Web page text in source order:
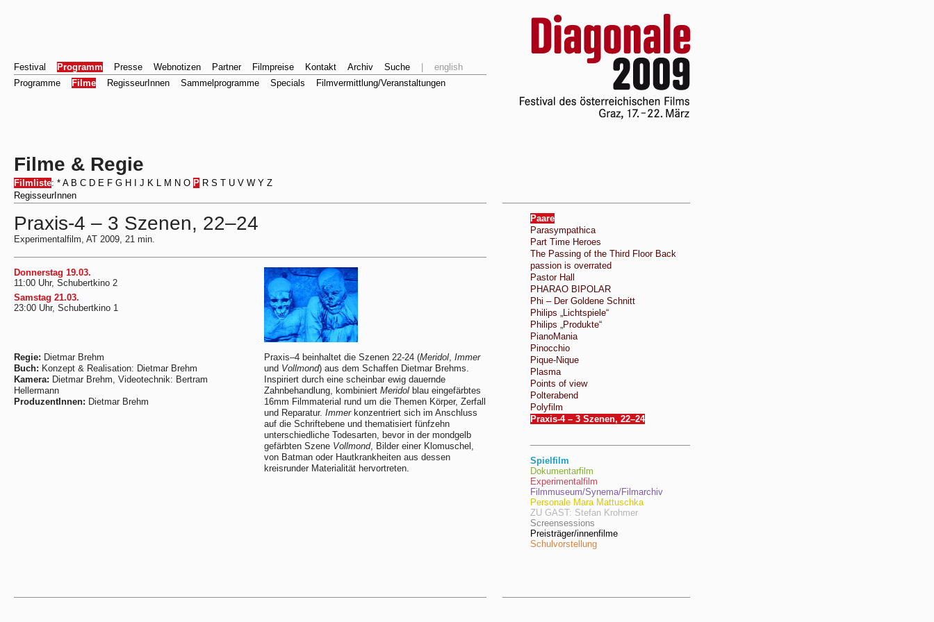
Festival Programm Presse Webnotizen Partner Filmpreise Kontakt Archiv Suche
english
Programme
Filme RegisseurInnen Sammelprogramme Specials Filmvermittlung/Veranstaltungen
Filme & Regie
Filmliste: * A B C D E F G H J K L M N O P R S T U V W Y Z
RegisseurInnen
Praxis-4 – 3 Szenen, 22–24
Experimentalfilm, AT 2009, 21 min.
Donnerstag 19.03.
11:00 Uhr, Schubertkino 2
Samstag 21.03.
23:00 Uhr, Schubertkino 1
Regie: Dietmar Brehm
Buch: Konzept & Realisation: Dietmar Brehm
Kamera: Dietmar Brehm, Videotechnik: Bertram
Hellermann
ProduzentInnen: Dietmar Brehm
Praxis–4 beinhaltet die Szenen 22-24 (Meridol, Immer
und Vollmond) aus dem Schaffen Dietmar Brehms.
Inspiriert durch eine scheinbar ewig dauernde
Zahnbehandlung, kombiniert Meridol blau eingefärbtes
16mm Filmmaterial rund um die Themen Körper, Zerfall
und Reparatur. Immerkonzentriert sich im Anschluss
auf die Schriftebene und thematisiert fünfzehn
unterschiedliche Todesarten, bevor in der mondgelb
gefärbten Szene Vollmond, Bilder einer Klomuschel,
von Batman oder Hautkrankheiten aus dessen
kreisrunder Materialität hervortreten.
Paare
Parasympathica
Part Time Heroes
The Passing of the Third Floor Back
passion is overrated
Pastor Hall
PHARAO BIPOLAR
Phi – Der Goldene Schnitt
Philips „Lichtspiele“
Philips „Produkte“
PianoMania
Pinocchio
Pique-Nique
Plasma
Points of view
Polterabend
Polyfilm
Praxis-4 – 3 Szenen, 22–24
Spielfilm
Dokumentarfilm
Experimentalfilm
Filmmuseum/Synema/Filmarchiv
Personale Mara Mattuschka
ZU GAST: Stefan Krohmer
Screensessions
Preisträger/innenfilme
Schulvorstellung